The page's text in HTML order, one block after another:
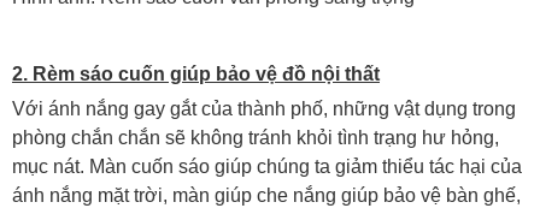
2. Rèm sáo cuốn giúp bảo vệ đồ nội thất
Với ánh nắng gay gắt của thành phố, những vật dụng trong
phòng chắn chắn sẽ không tránh khỏi tình trạng hư hỏng,
mục nát. Màn cuốn sáo giúp chúng ta giảm thiểu tác hại của
ánh nắng mặt trời, màn giúp che nắng giúp bảo vệ bàn ghế,